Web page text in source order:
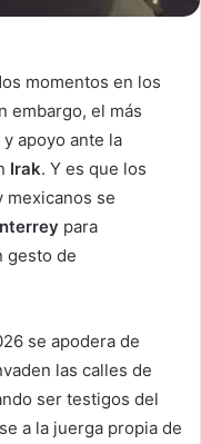
momentos en los
embargo, el más
apoyo ante la
Irak. Y es que los
mexicanos se
para
gesto de
se apodera de
las calles de
ser testigos del
a la juerga propia de